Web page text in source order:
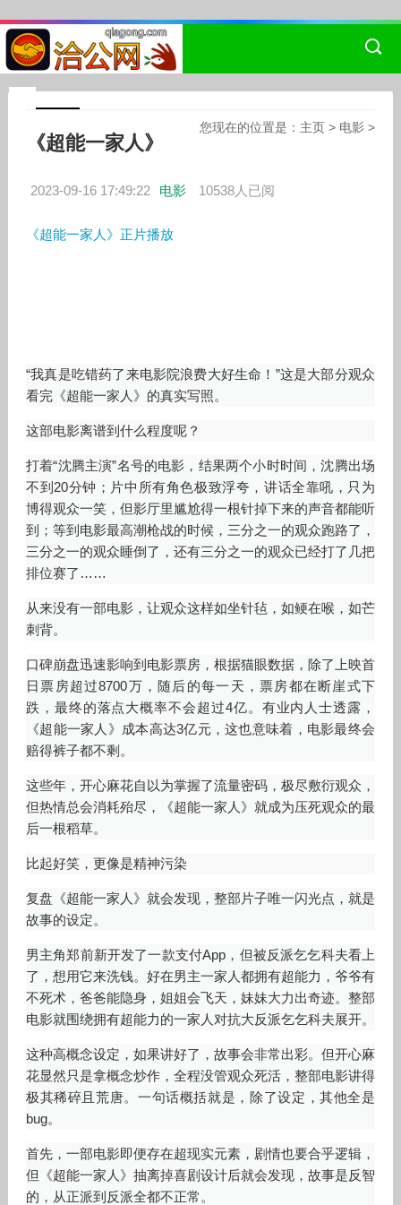
您现在的位置是： 主页 > 电影 >
《超能一家人》
2023-09-16 17:49:22 电影 10538人已阅
《超能一家人》正片播放
“我真是吃错药了来电影院浪费大好生命！”这是大部分观众
看完《超能一家人》的真实写照。
这部电影离谱到什么程度呢？
打着“沈腾主演”名号的电影，结果两个小时时间，沈腾出场
不到20分钟；片中所有角色极致浮夸，讲话全靠吼，只为
博得观众一笑，但影厅里尴尬得一根针掉下来的声音都能听
到；等到电影最高潮枪战的时候，三分之一的观众跑路了，
三分之一的观众睡倒了，还有三分之一的观众已经打了几把
排位赛了……
从来没有一部电影，让观众这样如坐针毡，如鲠在喉，如芒
刺背。
口碑崩盘迅速影响到电影票房，根据猫眼数据，除了上映首
日票房超过8700万，随后的每一天，票房都在断崖式下
跌，最终的落点大概率不会超过4亿。有业内人士透露，
《超能一家人》成本高达3亿元，这也意味着，电影最终会
赔得裤子都不剩。
这些年，开心麻花自以为掌握了流量密码，极尽敷衍观众，
但热情总会消耗殆尽，《超能一家人》就成为压死观众的最
后一根稻草。
比起好笑，更像是精神污染
复盘《超能一家人》就会发现，整部片子唯一闪光点，就是
故事的设定。
男主角郑前新开发了一款支付App，但被反派乞乞科夫看上
了，想用它来洗钱。好在男主一家人都拥有超能力，爷爷有
不死术，爸爸能隐身，姐姐会飞天，妹妹大力出奇迹。整部
电影就围绕拥有超能力的一家人对抗大反派乞乞科夫展开。
这种高概念设定，如果讲好了，故事会非常出彩。但开心麻
花显然只是拿概念炒作，全程没管观众死活，整部电影讲得
极其稀碎且荒唐。一句话概括就是，除了设定，其他全是
bug。
首先，一部电影即便存在超现实元素，剧情也要合乎逻辑，
但《超能一家人》抽离掉喜剧设计后就会发现，故事是反智
的，从正派到反派全都不正常。